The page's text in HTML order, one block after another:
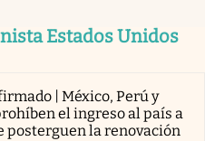
Estados Unidos
| México, Perú y
el ingreso al país a
posterguen la renovación